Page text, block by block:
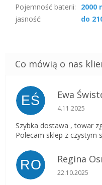
Pojemność baterii:
2000
jasność: do
EŚ Ewa
Ocena
4.11.2025
Szybka dostawa , towar
Polecam sklep z czystym
RO Regina
Ocena
22.10.2025